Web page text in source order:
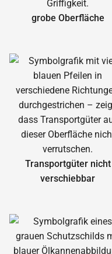
grobe Oberfläche
Transportgüter nicht
verschiebbar